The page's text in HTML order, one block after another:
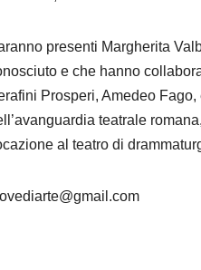
presenti Margherita
e che hanno
Prosperi, Amedeo
teatrale
al teatro di